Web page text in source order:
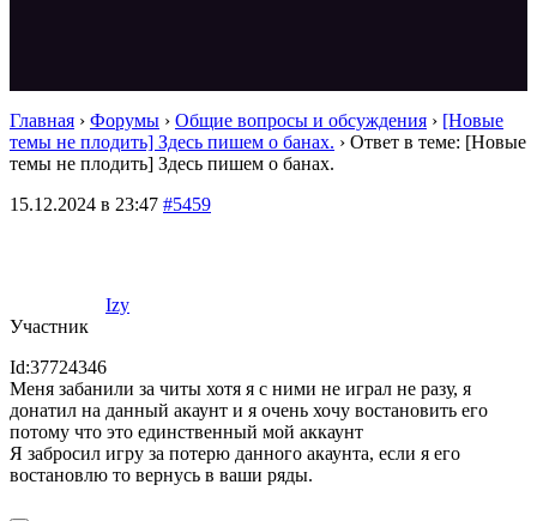
Главная › Форумы › Общие вопросы и обсуждения › [Новые
темы не плодить] Здесь пишем о банах. › Ответ в теме: [Новые
темы не плодить] Здесь пишем о банах.
15.12.2024 в 23:47 #5459
Izy
Участник
Id:37724346
Меня забанили за читы хотя я с ними не играл не разу, я
донатил на данный акаунт и я очень хочу востановить его
потому что это единственный мой аккаунт
Я забросил игру за потерю данного акаунта, если я его
востановлю то вернусь в ваши ряды.